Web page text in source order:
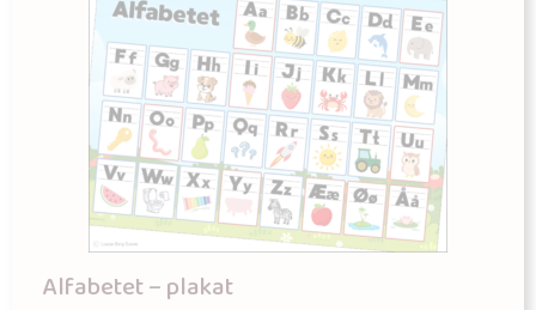
Alfabetet – plakat